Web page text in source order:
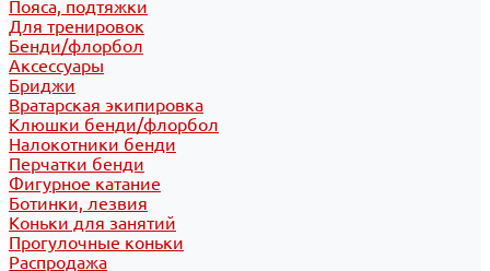
Пояса, подтяжки
Для тренировок
Бенди/флорбол
Аксессуары
Бриджи
Вратарская экипировка
Клюшки бенди/флорбол
Налокотники бенди
Перчатки бенди
Фигурное катание
Ботинки, лезвия
Коньки для занятий
Прогулочные коньки
Распродажа